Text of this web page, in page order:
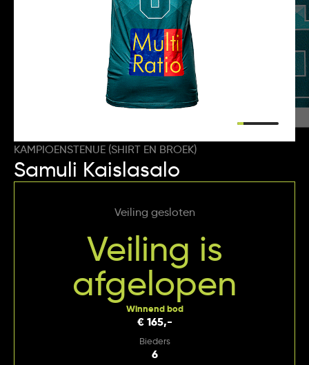
KAMPIOENSTENUE (SHIRT EN BROEK)
Samuli Kaislasalo
Veiling gesloten
Veiling is
afgelopen
Winnend bod
€ 165,-
Bieders
6